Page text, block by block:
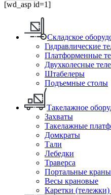
[wd_asp id=1]
Складское
Гидравлические
Платформенные
Двухколесные
Штабелеры
Подъемные столы
Такелажное
Захваты
Такелажные
Домкраты
Тали
Лебедки
Траверса
Портальные краны
Весы крановые
Каретки